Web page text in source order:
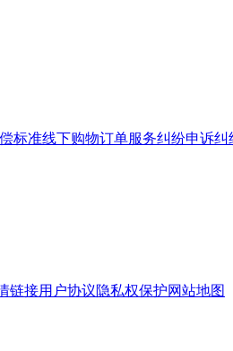
标准线下购物订单服务纠纷申诉纠
链接用户协议隐私权保护网站地图